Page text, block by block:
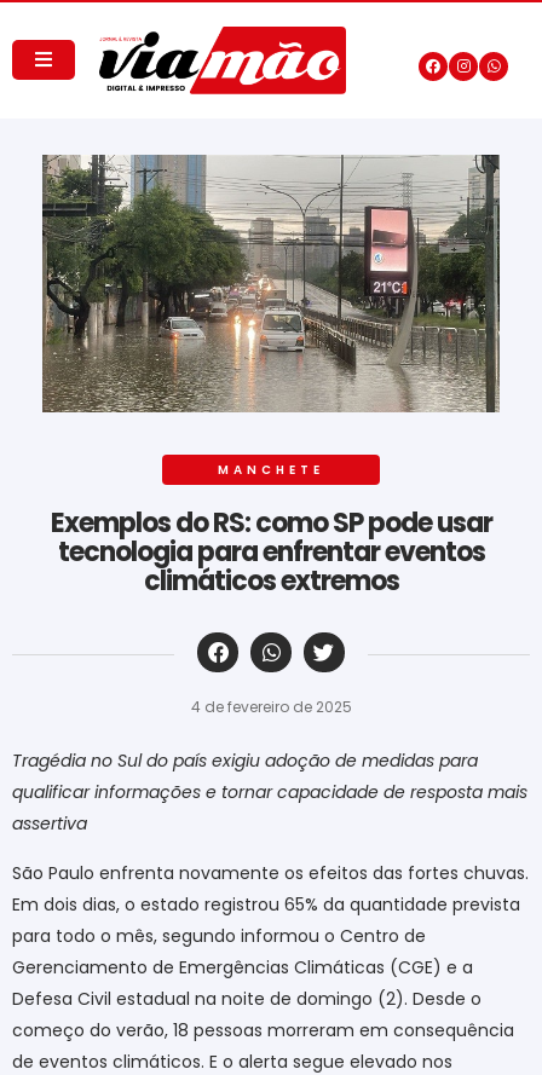
MANCHETE
Exemplos do RS: como SP pode usar
tecnologia para enfrentar eventos
climáticos extremos
‎ ‎ ‎ ‎ ‎ ‎ ‎ ‎ ‎ ‎ ‎ ‎ ‎ ‎ ‎ ‎ ‎ ‎ ‎ ‎ ‎ ‎ ‎ ‎ ‎ ‎ ‎ ‎ ‎ ‎ ‎
4 de fevereiro de 2025
Tragédia no Sul do país exigiu adoção de medidas para
qualificar informações e tornar capacidade de resposta mais
assertiva
São Paulo enfrenta novamente os efeitos das fortes chuvas.
Em dois dias, o estado registrou 65% da quantidade prevista
para todo o mês, segundo informou o Centro de
Gerenciamento de Emergências Climáticas (CGE) e a
Defesa Civil estadual na noite de domingo (2). Desde o
começo do verão, 18 pessoas morreram em consequência
de eventos climáticos. E o alerta segue elevado nos